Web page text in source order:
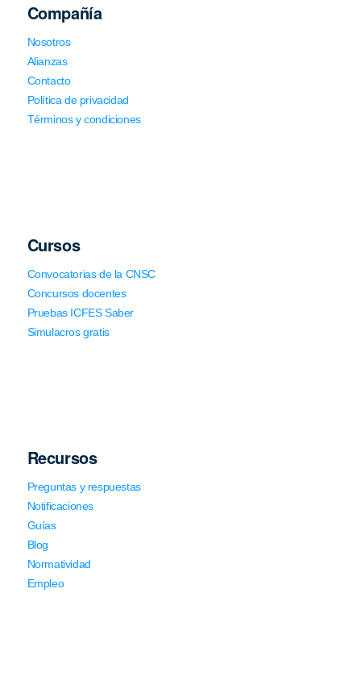
Compañía
Nosotros
Alianzas
Contacto
Política de privacidad
Términos y condiciones
Cursos
Convocatorias de la CNSC
Concursos docentes
Pruebas ICFES Saber
Simulacros gratis
Recursos
Preguntas y respuestas
Notificaciones
Guías
Blog
Normatividad
Empleo